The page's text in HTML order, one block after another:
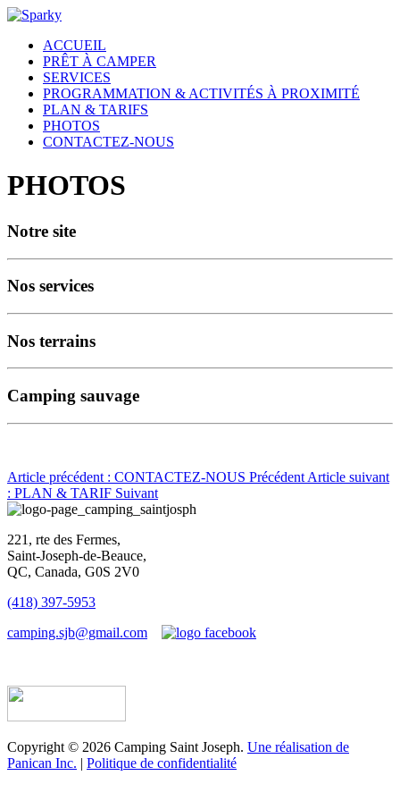
ACCUEIL
PRÊT À CAMPER
SERVICES
PROGRAMMATION & ACTIVITÉS À PROXIMITÉ
PLAN & TARIFS
PHOTOS
CONTACTEZ-NOUS
PHOTOS
Notre site
Nos services
Nos terrains
Camping sauvage
Article précédent : CONTACTEZ-NOUS Précédent Article suivant
: PLAN & TARIF Suivant
221, rte des Fermes,
Saint-Joseph-de-Beauce,
QC, Canada, G0S 2V0
(418) 397-5953
camping.sjb@gmail.com
Copyright © 2026 Camping Saint Joseph. Une réalisation de
Panican Inc. | Politique de confidentialité